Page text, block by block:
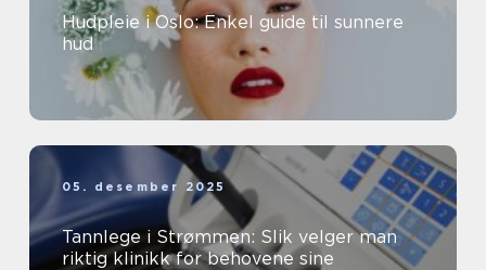
Hudpleie i Oslo: Enkel guide til sunnere
hud
05. desember 2025
Tannlege i Strømmen: Slik velger man
riktig klinikk for behovene sine